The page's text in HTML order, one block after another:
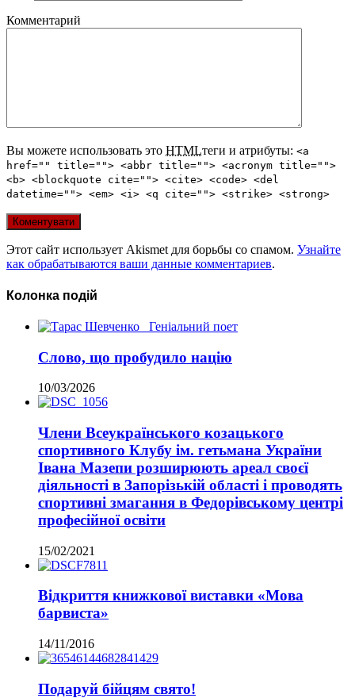
Комментарий
Вы можете использовать это HTMLтеги и атрибуты: <a
href="" title=""> <abbr title=""> <acronym title="">
<b> <blockquote cite=""> <cite> <code> <del
datetime=""> <em> <i> <q cite=""> <strike> <strong>
Этот сайт использует Akismet для борьбы со спамом. Узнайте
как обрабатываются ваши данные комментариев.
Колонка подій
Слово, що пробудило націю
10/03/2026
Члени Всеукраїнського козацького
спортивного Клубу ім. гетьмана України
Івана Мазепи розширюють ареал своєї
діяльності в Запорізькій області і проводять
спортивні змагання в Федорівському центрі
професійної освіти
15/02/2021
Відкриття книжкової виставки «Мова
барвиста»
14/11/2016
Подаруй бійцям свято!